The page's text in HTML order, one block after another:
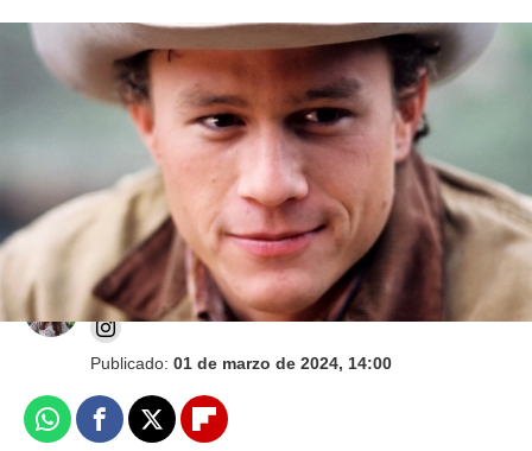
Jake Gyllenhaal habla de su relación con
Heath Ledger en 'Brokeback Mountain': "Un
profundo amor"
Carmen Ayesa Esquivel
Publicado: 01 de marzo de 2024, 14:00
WhatsappFacebook
X Flipboard